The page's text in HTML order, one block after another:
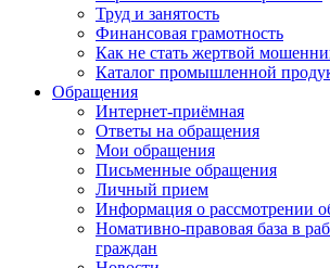
Труд и занятость
Финансовая грамотность
Как не стать жертвой
Каталог промышленной
Обращения
Интернет-приёмная
Ответы на обращения
Мои обращения
Письменные обращения
Личный прием
Информация о рассмотрении
Номативно-правовая база в
граждан